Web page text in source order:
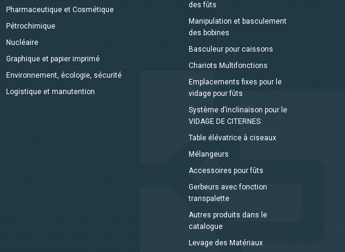
Pharmaceutique et Cosmétique
Pétrochimique
Nucléaire
Graphique et papier imprimé
Environnement, écologie, sécurité
Logistique et manutention
des fûts
Manipulation et basculement
des bobines
Basculeur pour caissons
Chariots Multifonctions
Emplacements fixes pour le
vidage pour fûts
Système d’inclinaison pour le
VIDAGE DE CITERNES
Table élévatrice à ciseaux
Mélangeurs
Accessoires pour fûts
Gerbeurs avec fonction
transpalette
Autres produits dans le
catalogue
Levage des Matériaux